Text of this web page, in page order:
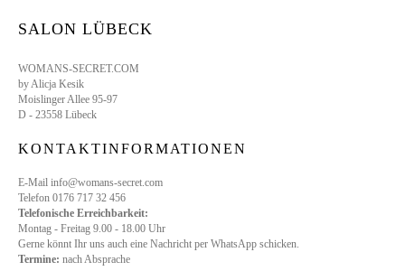
SALON LÜBECK
WOMANS-SECRET.COM
by Alicja Kesik
Moislinger Allee 95-97
D - 23558 Lübeck
KONTAKTINFORMATIONEN
E-Mail info@womans-secret.com
Telefon 0176 717 32 456
Telefonische Erreichbarkeit:
Montag - Freitag 9.00 - 18.00 Uhr
Gerne könnt Ihr uns auch eine Nachricht per WhatsApp schicken.
Termine: nach Absprache